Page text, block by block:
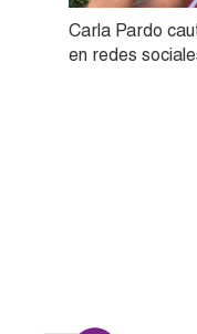
Carla Pardo
en redes